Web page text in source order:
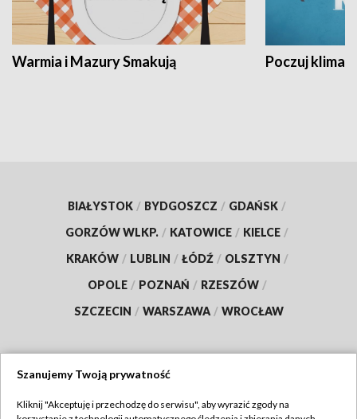
Warmia i Mazury Smakują Poczuj klimat
BIAŁYSTOK / BYDGOSZCZ / GDAŃSK /
GORZÓW WLKP. / KATOWICE / KIELCE /
KRAKÓW / LUBLIN / ŁÓDŹ / OLSZTYN /
OPOLE / POZNAŃ / RZESZÓW /
SZCZECIN / WARSZAWA / WROCŁAW
Szanujemy Twoją prywatność
Kliknij "Akceptuję i przechodzę do serwisu", aby wyrazić zgody na